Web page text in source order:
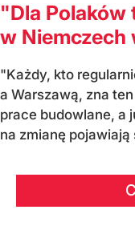
"Dla
w Niemczech
"Każdy, kto
a Warszawą, zna
prace budowlane, a
na zmianę pojawiają